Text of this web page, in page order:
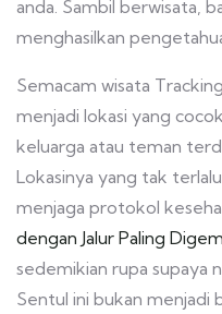
anda. Sambil berwisata,
menghasilkan
Semacam wisata
menjadi lokasi yang
keluarga atau teman
Lokasinya yang tak
menjaga protokol
dengan Jalur Paling
sedemikian rupa supaya
Sentul ini bukan menjadi